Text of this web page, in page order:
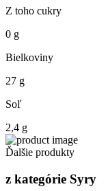
Z toho cukry
0 g
Bielkoviny
27 g
Soľ
2,4 g
Ďalšie produkty
z kategórie Syry